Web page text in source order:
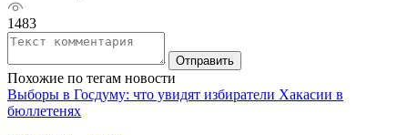
1483
Отправить
Похожие по тегам новости
Выборы в Госдуму: что увидят избиратели Хакасии в
бюллетенях